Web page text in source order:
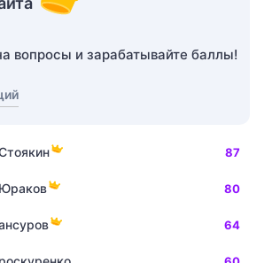
вопросы и зарабатывайте баллы!
87
80
64